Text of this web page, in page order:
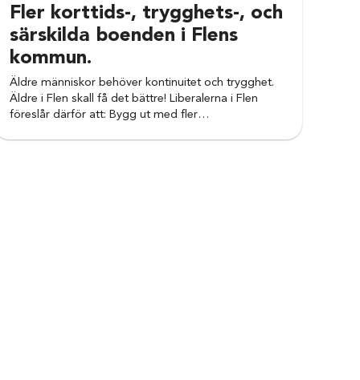
Fler korttids-, trygghets-, och
särskilda boenden i Flens
kommun.
Äldre människor behöver kontinuitet och trygghet.
Äldre i Flen skall få det bättre! Liberalerna i Flen
föreslår därför att: Bygg ut med fler…